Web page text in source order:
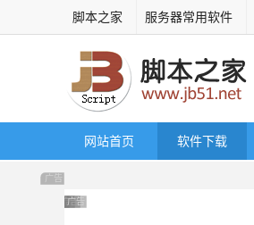
脚本之家 服务器常用软件
网站首页 软件下载
广告 商业广告，理性选择
广告 商业广告，理性选择
广告 商业广告，理性选择
广告 商业广告，理性选择
广告 商业广告，理性选择
广告 商业广告，理性选择